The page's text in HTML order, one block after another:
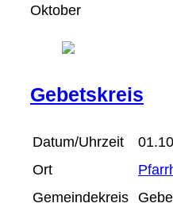
Oktober
Gebetskreis
Datum/Uhrzeit
Ort
Gemeindekreis